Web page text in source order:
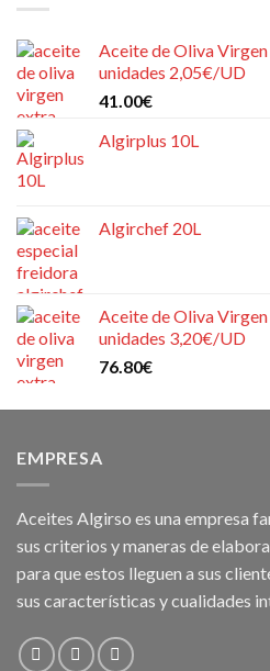
Aceite de Oliva
unidades 2,05€/UD
41.00€
Algirplus 10L
Algirchef 20L
Aceite de Oliva
unidades 3,20€/UD
76.80€
EMPRESA
Aceites Algirso es una empresa
sus criterios y maneras de
para que estos lleguen a sus
sus características y cualidades